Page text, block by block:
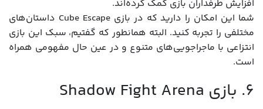
افزایش طرفداران بازی کمک کرده‌اند.
شما این امکان را دارید که در بازی Cube Escape داستان‌های
مختلفی را تجربه کنید. البته همانطور که گفتیم، سبک این بازی
انتزاعی با ماجراجویی‌های متنوع و در عین حال مفهومی همراه
است.
6. بازی Shadow Fight Arena